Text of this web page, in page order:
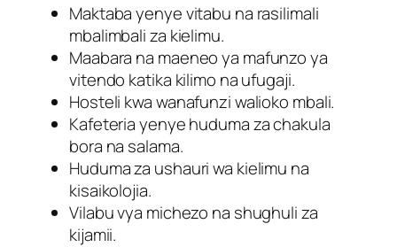
Maktaba yenye vitabu na rasilimali
mbalimbali za kielimu.
Maabara na maeneo ya mafunzo ya
vitendo katika kilimo na ufugaji.
Hosteli kwa wanafunzi walioko mbali.
Kafeteria yenye huduma za chakula
bora na salama.
Huduma za ushauri wa kielimu na
kisaikolojia.
Vilabu vya michezo na shughuli za
kijamii.